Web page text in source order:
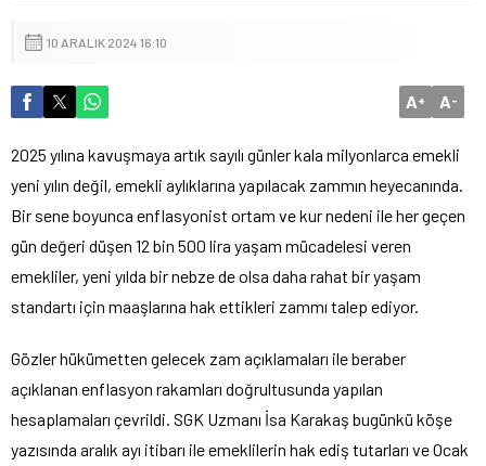
10 ARALIK 2024 16:10
A+ A-
2025 yılına kavuşmaya artık sayılı günler kala milyonlarca emekli
yeni yılın değil, emekli aylıklarına yapılacak zammın heyecanında.
Bir sene boyunca enflasyonist ortam ve kur nedeni ile her geçen
gün değeri düşen 12 bin 500 lira yaşam mücadelesi veren
emekliler, yeni yılda bir nebze de olsa daha rahat bir yaşam
standartı için maaşlarına hak ettikleri zammı talep ediyor.
Gözler hükümetten gelecek zam açıklamaları ile beraber
açıklanan enflasyon rakamları doğrultusunda yapılan
hesaplamaları çevrildi. SGK Uzmanı İsa Karakaş bugünkü köşe
yazısında aralık ayı itibarı ile emeklilerin hak ediş tutarları ve Ocak